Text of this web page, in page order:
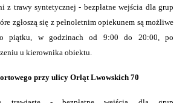
z trawy syntetycznej - bezpłatne wejścia dla grup
zgłoszą się z pełnoletnim opiekunem są możliwe
piątku, w godzinach od 9:00 do 20:00, po
u kierownika obiektu.
przy ulicy Orląt Lwowskich 70